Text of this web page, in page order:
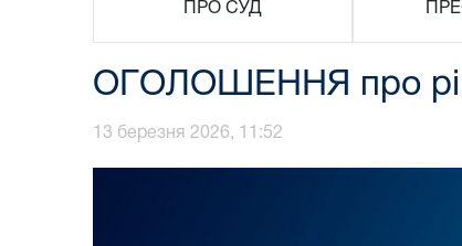
ПРО СУД
ОГОЛОШЕННЯ про
13 березня 2026, 11:52